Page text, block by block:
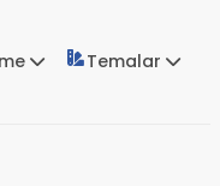
Temalar